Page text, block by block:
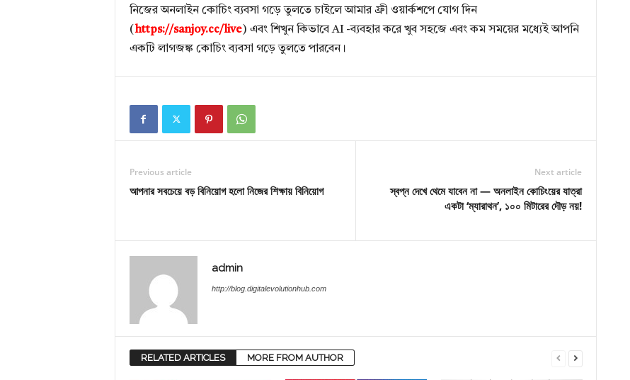
নিজের অনলাইন কোচিং ব্যবসা গড়ে তুলতে চাইলে আমার ফ্রী ওয়ার্কশপে যোগ দিন
(https://sanjoy.cc/live) এবং শিখুন কিভাবে AI -ব্যবহার করে খুব সহজে এবং কম সময়ের মধ্যেই আপনি
একটি লাগজঙ্ক কোচিং ব্যবসা গড়ে তুলতে পারবেন।
Previous article
আপনার সবচেয়ে বড় বিনিয়োগ হলো নিজের শিক্ষায় বিনিয়োগ
Next article
স্বপ্ন দেখে থেমে যাবেন না — অনলাইন কোচিংয়ের যাত্রা
একটা ‘ম্যারাথন’, ১০০ মিটারের দৌড় নয়!
admin
http://blog.digitalevolutionhub.com
RELATED ARTICLES MORE FROM AUTHOR